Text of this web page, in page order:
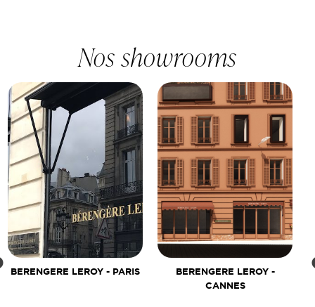
Nos showrooms
BERENGERE LEROY - PARIS
BERENGERE LEROY -
CANNES